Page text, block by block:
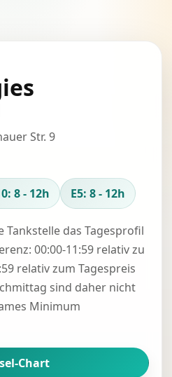
Str. 9
8 - 12h E5: 8 - 12h
Tankstelle das Tagesprofil
00:00-11:59 relativ zu
relativ zum Tagespreis
sind daher nicht
Minimum
Chart